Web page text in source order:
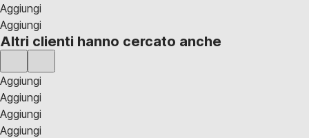
Aggiungi
Aggiungi
Altri clienti hanno cercato anche
Aggiungi
Aggiungi
Aggiungi
Aggiungi